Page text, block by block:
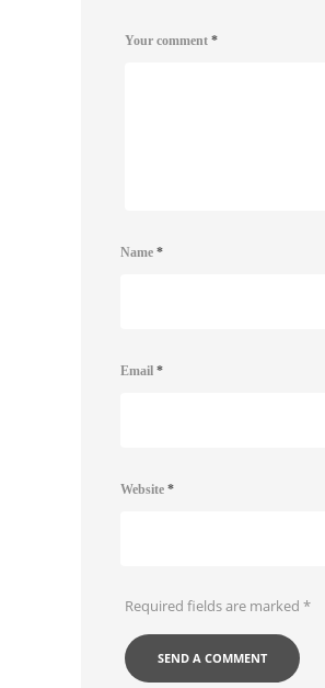
Your comment *
Name *
Email *
Website *
Required fields are marked *